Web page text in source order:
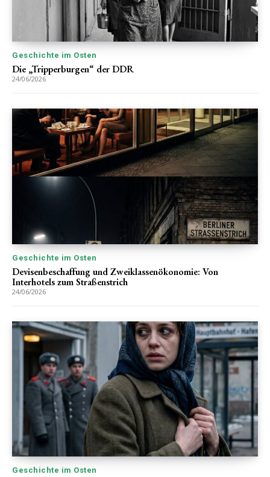
Geschichte im Osten
Die „Tripperburgen“ der DDR
24/06/2026
Geschichte im Osten
Devisenbeschaffung und Zweiklassenökonomie: Von
Interhotels zum Straßenstrich
24/06/2026
Geschichte im Osten